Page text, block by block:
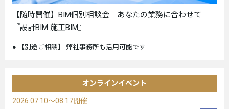
【随時開催】BIM個別相談会｜あなたの業務に合わせて
『設計BIM 施工BIM』
【別途ご相談】 弊社事務所も活用可能です
オンラインイベント
2026.07.10～08.17開催